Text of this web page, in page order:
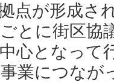
点が形成さ
とに街区協
心となって
業につなが